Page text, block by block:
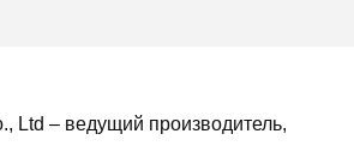
Ltd – ведущий производитель,